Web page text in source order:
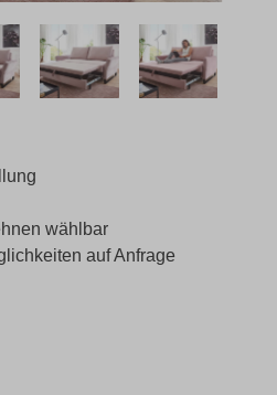
wählbar
auf Anfrage